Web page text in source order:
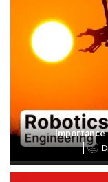
Importance